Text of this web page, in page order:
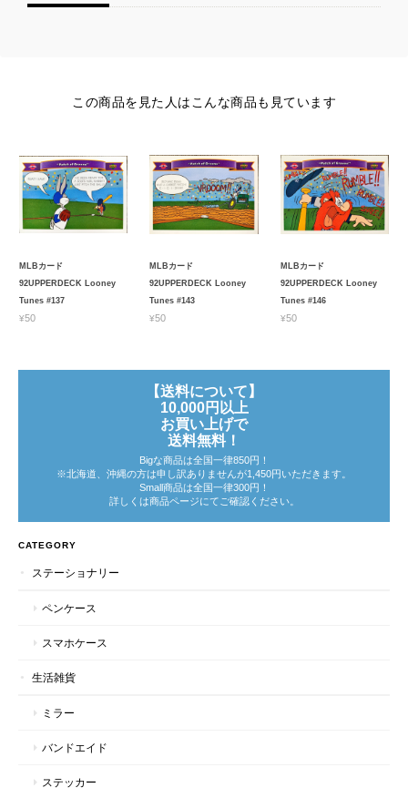
この商品を見た人はこんな商品も見ています
MLBカード
92UPPERDECK Looney
Tunes #137
¥50
MLBカード
92UPPERDECK Looney
Tunes #143
¥50
MLBカード
92UPPERDECK Looney
Tunes #146
¥50
【送料について】
10,000円以上
お買い上げで
送料無料！
Bigな商品は全国一律850円！
※北海道、沖縄の方は申し訳ありませんが1,450円いただきます。
Small商品は全国一律300円！
詳しくは商品ページにてご確認ください。
CATEGORY
ステーショナリー
ペンケース
スマホケース
生活雑貨
ミラー
バンドエイド
ステッカー